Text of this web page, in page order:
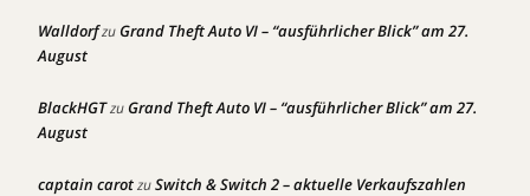
WalldorfzuGrand Theft Auto VI – “ausführlicher Blick” am 27.
August
BlackHGTzuGrand Theft Auto VI – “ausführlicher Blick” am 27.
August
captain carotzuSwitch & Switch 2 – aktuelle Verkaufszahlen